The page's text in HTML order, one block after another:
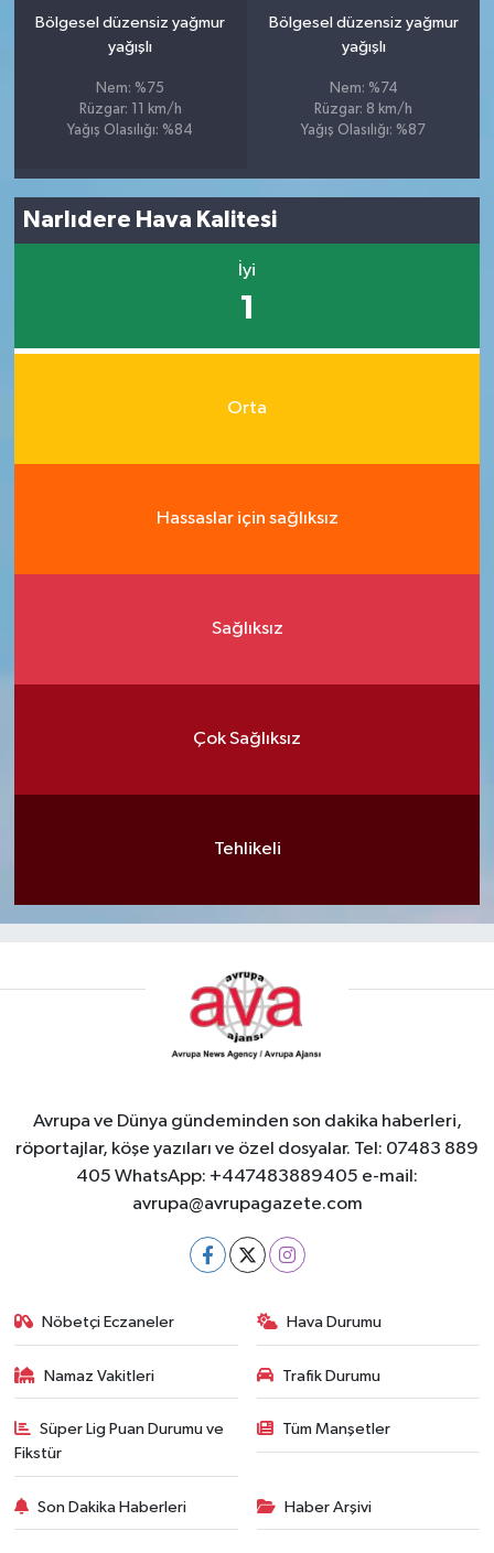
Bölgesel düzensiz yağmur
yağışlı
Nem: %75
Rüzgar: 11 km/h
Yağış Olasılığı: %84
Bölgesel düzensiz yağmur
yağışlı
Nem: %74
Rüzgar: 8 km/h
Yağış Olasılığı: %87
Narlıdere Hava Kalitesi
İyi
1
Orta
Hassaslar için sağlıksız
Sağlıksız
Çok Sağlıksız
Tehlikeli
Avrupa ve Dünya gündeminden son dakika haberleri,
röportajlar, köşe yazıları ve özel dosyalar. Tel: 07483 889
405 WhatsApp: +447483889405 e-mail:
avrupa@avrupagazete.com
Nöbetçi Eczaneler Hava Durumu
Namaz Vakitleri Trafik Durumu
Süper Lig Puan Durumu ve
Fikstür
Tüm Manşetler
Son Dakika Haberleri Haber Arşivi